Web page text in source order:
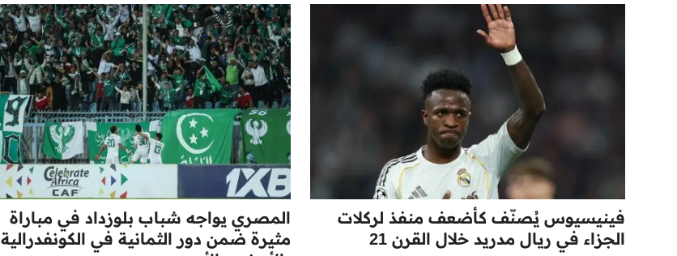
فينيسيوس يُصنّف كأضعف منفذ لركلات
الجزاء في ريال مدريد خلال القرن 21
المصري يواجه شباب بلوزداد في مباراة
مثيرة ضمن دور الثمانية في الكونفدرالية